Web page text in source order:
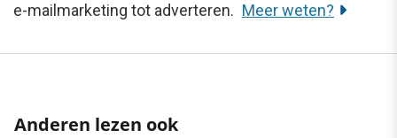
e-mailmarketing tot adverteren. Meer weten?
Anderen lezen ook